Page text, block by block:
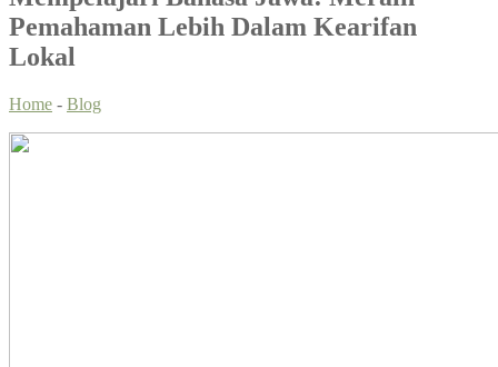
Pemahaman Lebih Dalam Kearifan
Lokal
Home - Blog